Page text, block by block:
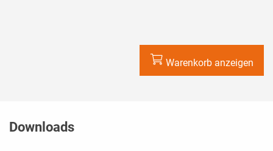
Warenkorb anzeigen
Downloads